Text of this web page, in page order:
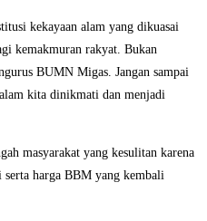
kekayaan alam yang dikuasai
kemakmuran rakyat. Bukan
BUMN Migas. Jangan sampai
kita dinikmati dan menjadi
masyarakat yang kesulitan karena
serta harga BBM yang kembali